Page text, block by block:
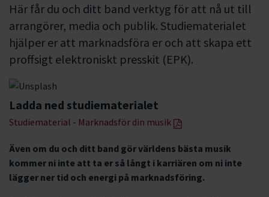
Här får du och ditt band verktyg för att nå ut till
arrangörer, media och publik. Studiematerialet
hjälper er att marknadsföra er och att skapa ett
proffsigt elektroniskt presskit (EPK).
Ladda ned studiematerialet
Studiematerial - Marknadsför din musik
Även om du och ditt band gör världens bästa musik
kommer ni inte att ta er så långt i karriären om ni inte
lägger ner tid och energi på marknadsföring.